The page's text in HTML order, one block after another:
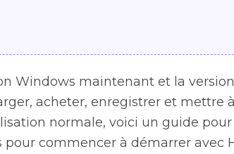
Windows maintenant et la
acheter, enregistrer et mettre
normale, voici un guide pour
commencer à démarrer avec